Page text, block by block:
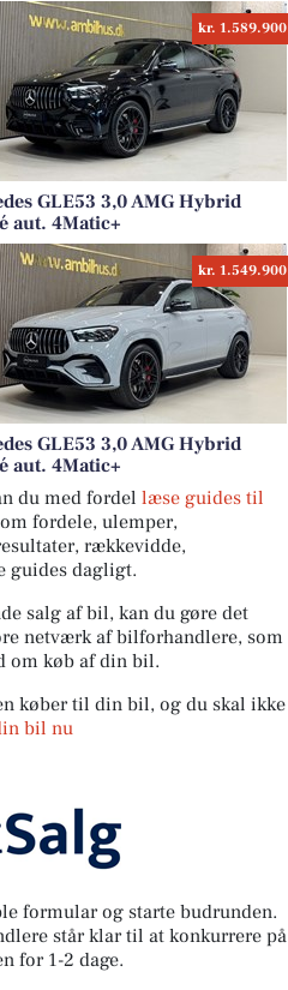
kr. 1.589.900
GLE53 3,0 AMG Hybrid
aut. 4Matic+
kr. 1.549.900
GLE53 3,0 AMG Hybrid
aut. 4Matic+
du med fordel læse guides til
fordele, ulemper,
rækkevidde,
guides dagligt.
salg af bil, kan du gøre det
netværk af bilforhandlere, som
om køb af din bil.
køber til din bil, og du skal ikke
bil nu
formular og starte budrunden.
står klar til at konkurrere på
for 1-2 dage.